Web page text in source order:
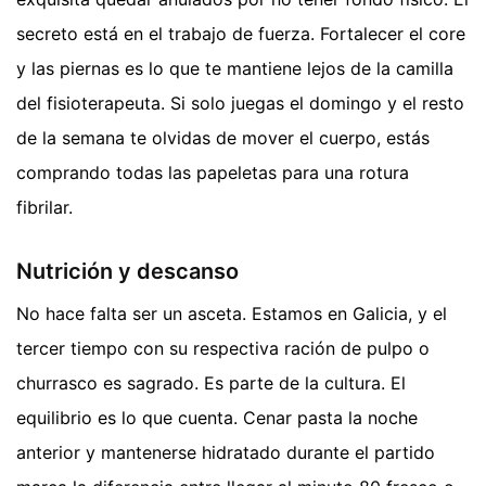
secreto está en el trabajo de fuerza. Fortalecer el core
y las piernas es lo que te mantiene lejos de la camilla
del fisioterapeuta. Si solo juegas el domingo y el resto
de la semana te olvidas de mover el cuerpo, estás
comprando todas las papeletas para una rotura
fibrilar.
Nutrición y descanso
No hace falta ser un asceta. Estamos en Galicia, y el
tercer tiempo con su respectiva ración de pulpo o
churrasco es sagrado. Es parte de la cultura. El
equilibrio es lo que cuenta. Cenar pasta la noche
anterior y mantenerse hidratado durante el partido